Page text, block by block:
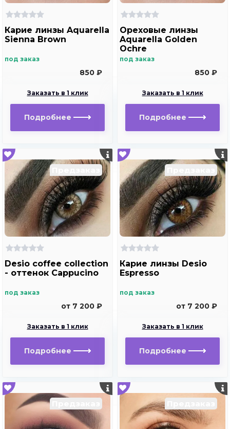
Карие линзы Aquarella
Sienna Brown
под заказ
850 ₽
Заказать в 1 клик
Подробнее
Ореховые линзы
Aquarella Golden
Ochre
под заказ
850 ₽
Заказать в 1 клик
Подробнее
Desio coffee collection
- оттенок Cappucino
под заказ
от 7 200 ₽
Заказать в 1 клик
Подробнее
Карие линзы Desio
Espresso
под заказ
от 7 200 ₽
Заказать в 1 клик
Подробнее